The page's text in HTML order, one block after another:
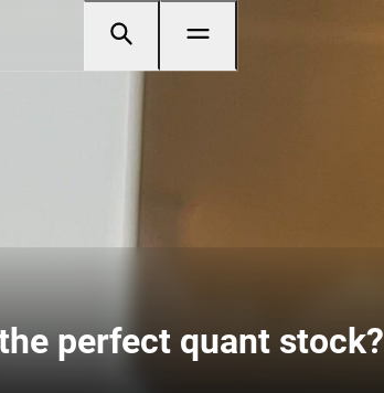
perfect quant stock?